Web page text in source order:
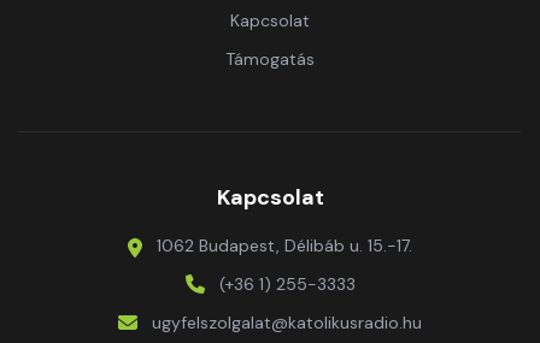
Kapcsolat
Támogatás
Kapcsolat
1062 Budapest, Délibáb u. 15.-17.
(+36 1) 255-3333
ugyfelszolgalat@katolikusradio.hu